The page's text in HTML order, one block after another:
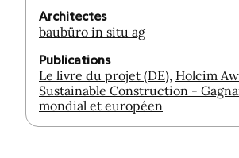
Architectes
baubüro in situ ag
Publications
Le livre du projet (DE), Holcim
Sustainable Construction -
mondial et européen